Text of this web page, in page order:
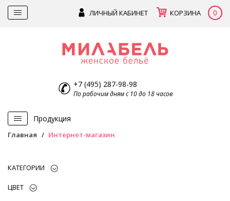
ЛИЧНЫЙ КАБИНЕТ КОРЗИНА 0
+7 (495) 287-98-98
По рабочим дням с 10 до 18 часов
Продукция
Главная Интернет-магазин
КАТЕГОРИИ
ЦВЕТ